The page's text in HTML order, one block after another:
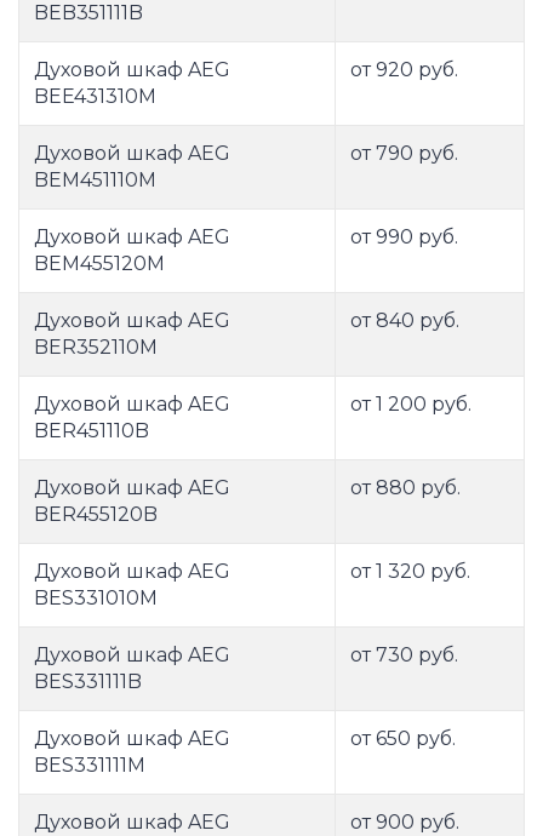
BEB351111B
Духовой шкаф AEG
BEE431310M
от 920 руб.
Духовой шкаф AEG
BEM451110M
от 790 руб.
Духовой шкаф AEG
BEM455120M
от 990 руб.
Духовой шкаф AEG
BER352110M
от 840 руб.
Духовой шкаф AEG
BER451110B
от 1 200 руб.
Духовой шкаф AEG
BER455120B
от 880 руб.
Духовой шкаф AEG
BES331010M
от 1 320 руб.
Духовой шкаф AEG
BES331111B
от 730 руб.
Духовой шкаф AEG
BES331111M
от 650 руб.
Духовой шкаф AEG
от 900 руб.